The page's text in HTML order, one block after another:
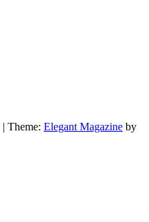
| Theme: Elegant Magazine by